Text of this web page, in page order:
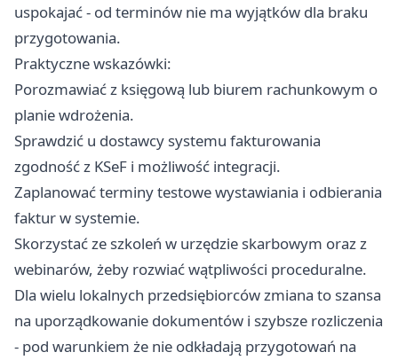
uspokajać - od terminów nie ma wyjątków dla braku
przygotowania.
Praktyczne wskazówki:
Porozmawiać z księgową lub biurem rachunkowym o
planie wdrożenia.
Sprawdzić u dostawcy systemu fakturowania
zgodność z KSeF i możliwość integracji.
Zaplanować terminy testowe wystawiania i odbierania
faktur w systemie.
Skorzystać ze szkoleń w urzędzie skarbowym oraz z
webinarów, żeby rozwiać wątpliwości proceduralne.
Dla wielu lokalnych przedsiębiorców zmiana to szansa
na uporządkowanie dokumentów i szybsze rozliczenia
- pod warunkiem że nie odkładają przygotowań na